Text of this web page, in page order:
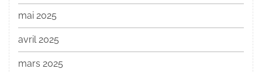
mai 2025
avril 2025
mars 2025